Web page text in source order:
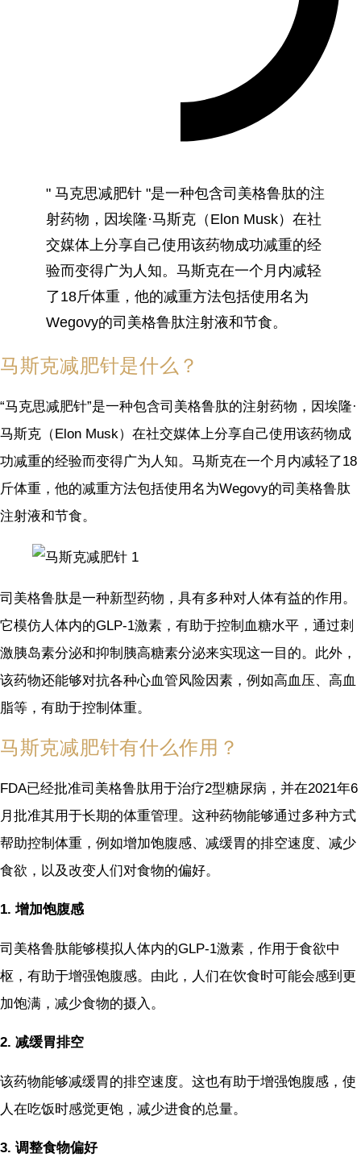
" 马克思减肥针 "是一种包含司美格鲁肽的注
射药物，因埃隆·马斯克（Elon Musk）在社
交媒体上分享自己使用该药物成功减重的经
验而变得广为人知。马斯克在一个月内减轻
了18斤体重，他的减重方法包括使用名为
Wegovy的司美格鲁肽注射液和节食。
马斯克减肥针是什么？
“马克思减肥针”是一种包含司美格鲁肽的注射药物，因埃隆·
马斯克（Elon Musk）在社交媒体上分享自己使用该药物成
功减重的经验而变得广为人知。马斯克在一个月内减轻了18
斤体重，他的减重方法包括使用名为Wegovy的司美格鲁肽
注射液和节食。
司美格鲁肽是一种新型药物，具有多种对人体有益的作用。
它模仿人体内的GLP-1激素，有助于控制血糖水平，通过刺
激胰岛素分泌和抑制胰高糖素分泌来实现这一目的。此外，
该药物还能够对抗各种心血管风险因素，例如高血压、高血
脂等，有助于控制体重。
马斯克减肥针有什么作用？
FDA已经批准司美格鲁肽用于治疗2型糖尿病，并在2021年6
月批准其用于长期的体重管理。这种药物能够通过多种方式
帮助控制体重，例如增加饱腹感、减缓胃的排空速度、减少
食欲，以及改变人们对食物的偏好。
1. 增加饱腹感
司美格鲁肽能够模拟人体内的GLP-1激素，作用于食欲中
枢，有助于增强饱腹感。由此，人们在饮食时可能会感到更
加饱满，减少食物的摄入。
2. 减缓胃排空
该药物能够减缓胃的排空速度。这也有助于增强饱腹感，使
人在吃饭时感觉更饱，减少进食的总量。
3. 调整食物偏好